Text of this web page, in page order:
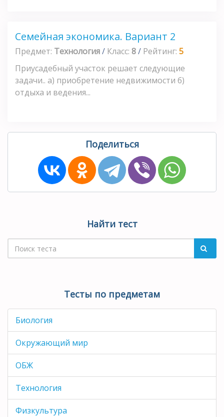
Семейная экономика. Вариант 2
Предмет: Технология/ Класс: 8/ Рейтинг: 5
Приусадебный участок решает следующие
задачи.. а) приобретение недвижимости б)
отдыха и ведения...
Поделиться
Найти тест
Тесты по предметам
Биология
Окружающий мир
ОБЖ
Технология
Физкультура